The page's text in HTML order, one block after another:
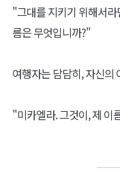
"그대를 지키기 위해서
름은 무엇입니까?"
여행자는 담담히, 자신의
"미카엘라. 그것이, 제 이